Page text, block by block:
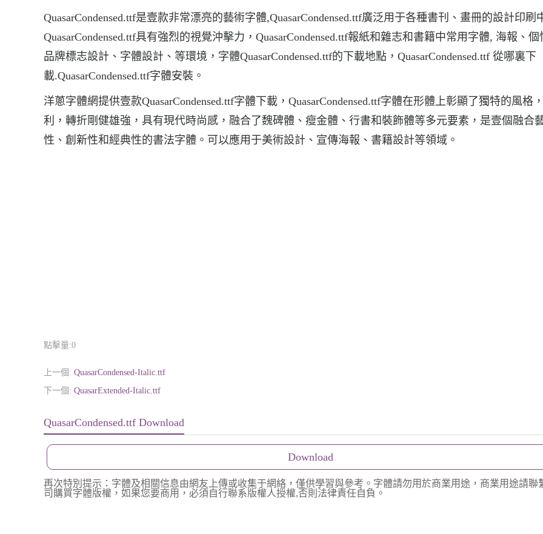
QuasarCondensed.ttf是壹款非常漂亮的藝術字體,QuasarCondensed.ttf廣泛用于各種書刊、畫冊的設計印刷
QuasarCondensed.ttf具有強烈的視覺沖擊力，QuasarCondensed.ttf報紙和雜志和書籍中常用字體, 海報、
品牌標志設計、字體設計、等環境，字體QuasarCondensed.ttf的下載地點，QuasarCondensed.ttf 從哪裏下
載.QuasarCondensed.ttf字體安裝。
洋蔥字體網提供壹款QuasarCondensed.ttf字體下載，QuasarCondensed.ttf字體在形體上彰顯了獨特的風格
利，轉折剛健雄強，具有現代時尚感，融合了魏碑體、瘦金體、行書和裝飾體等多元要素，是壹個融合
性、創新性和經典性的書法字體。可以應用于美術設計、宣傳海報、書籍設計等領域。
點擊量:0
上一個: QuasarCondensed-Italic.ttf
下一個: QuasarExtended-Italic.ttf
QuasarCondensed.ttf Download
Download
再次特別提示：字體及相關信息由網友上傳或收集于網絡，僅供學習與參考。字體請勿用於商業用途，商業用途請聯
司購買字體版權，如果您要商用，必須自行聯系版權人授權,否則法律責任自負。